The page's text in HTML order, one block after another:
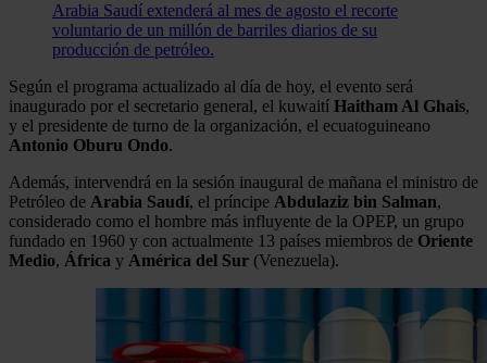
Arabia Saudí extenderá al mes de agosto el recorte
voluntario de un millón de barriles diarios de su
producción de petróleo.
Según el programa actualizado al día de hoy, el evento será
inaugurado por el secretario general, el kuwaití Haitham Al Ghais,
y el presidente de turno de la organización, el ecuatoguineano
Antonio Oburu Ondo.
Además, intervendrá en la sesión inaugural de mañana el ministro de
Petróleo de Arabia Saudí, el príncipe Abdulaziz bin Salman,
considerado como el hombre más influyente de la OPEP, un grupo
fundado en 1960 y con actualmente 13 países miembros de Oriente
Medio, África y América del Sur (Venezuela).